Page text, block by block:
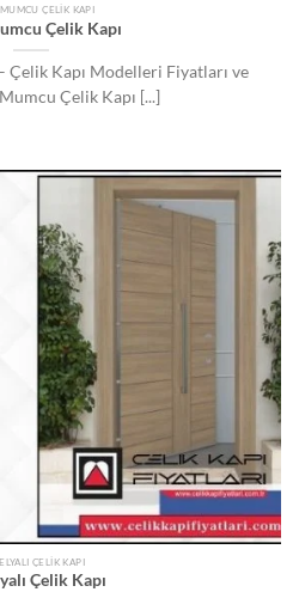
ÇELIK KAPI
Çelik Kapı
Çelik Kapı Modelleri Fiyatları ve
Çelik Kapı [...]
ÇELIK KAPI
Çelik Kapı